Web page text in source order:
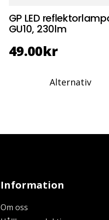
GP LED
GU10, 230lm
49.00kr
Alternativ
Information
Om oss